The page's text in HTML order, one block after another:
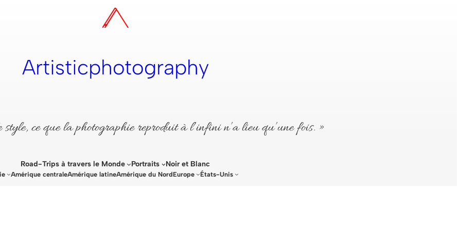
Artisticphotography
ce que la photographie reproduit à l’infini n’a lieu qu’une fois. »
Road-Trips à travers le Monde Portraits Noir et Blanc
Amérique centraleAmérique latineAmérique du NordEurope États-Unis